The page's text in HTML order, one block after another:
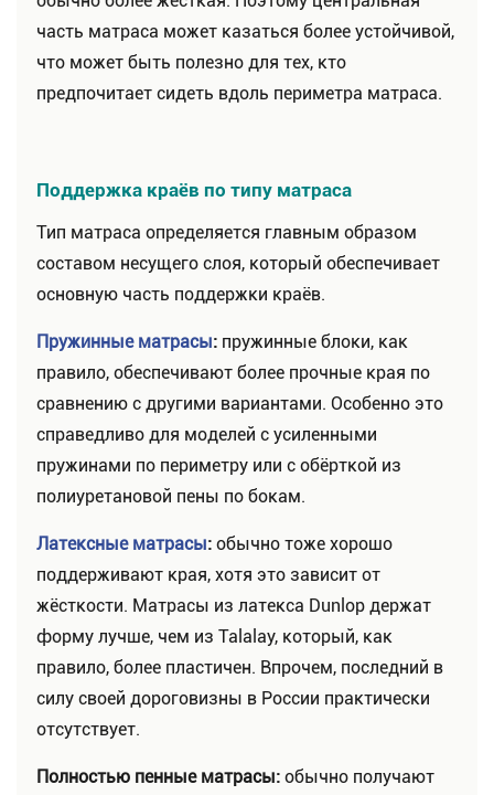
часть матраса может казаться более устойчивой,
что может быть полезно для тех, кто
предпочитает сидеть вдоль периметра матраса.
Поддержка краёв по типу матраса
Тип матраса определяется главным образом
составом несущего слоя, который обеспечивает
основную часть поддержки краёв.
Пружинные матрасы: пружинные блоки, как
правило, обеспечивают более прочные края по
сравнению с другими вариантами. Особенно это
справедливо для моделей с усиленными
пружинами по периметру или с обёрткой из
полиуретановой пены по бокам.
Латексные матрасы: обычно тоже хорошо
поддерживают края, хотя это зависит от
жёсткости. Матрасы из латекса Dunlop держат
форму лучше, чем из Talalay, который, как
правило, более пластичен. Впрочем, последний в
силу своей дороговизны в России практически
отсутствует.
Полностью пенные матрасы: обычно получают